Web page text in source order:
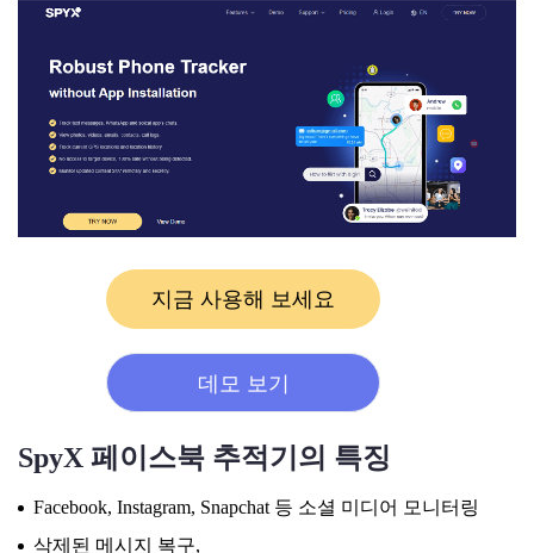
지금 사용해 보세요
데모 보기
SpyX 페이스북 추적기의 특징
Facebook, Instagram, Snapchat 등 소셜 미디어 모니터링
삭제된 메시지 복구,